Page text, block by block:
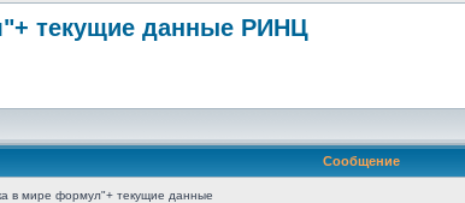
текущие данные РИНЦ
Сообщение
в мире формул"+ текущие данные